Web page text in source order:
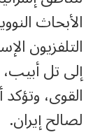
الأبحاث
التلفزيون
إلى تل
القوى،
لصالح إيران.